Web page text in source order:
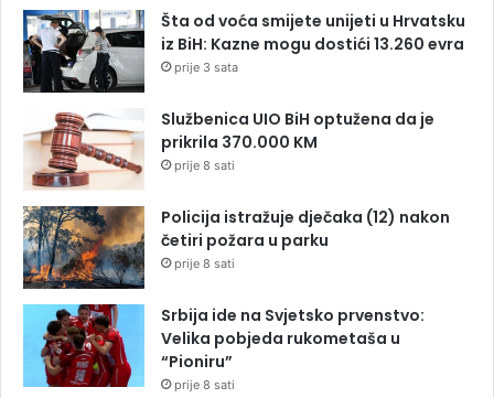
Šta od voća smijete unijeti u Hrvatsku
iz BiH: Kazne mogu dostići 13.260 evra
prije 3 sata
Službenica UIO BiH optužena da je
prikrila 370.000 KM
prije 8 sati
Policija istražuje dječaka (12) nakon
četiri požara u parku
prije 8 sati
Srbija ide na Svjetsko prvenstvo:
Velika pobjeda rukometaša u
“Pioniru”
prije 8 sati